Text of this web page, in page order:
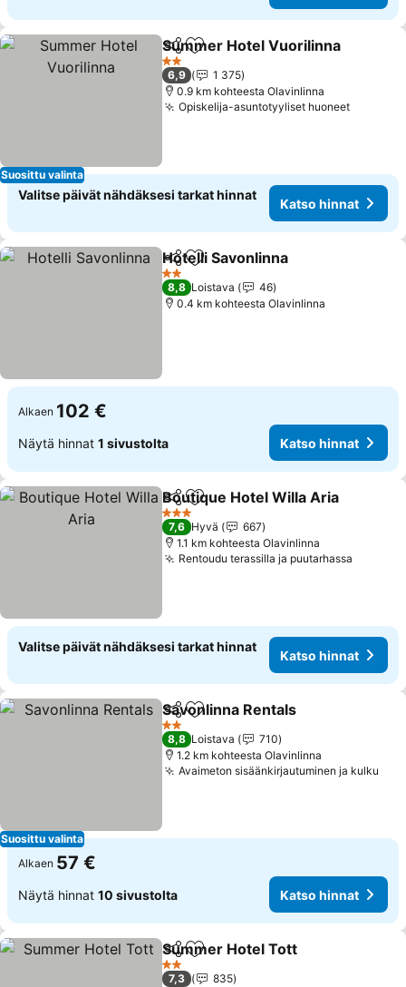
Suosittu valinta
Jaa Lisää suosikkeihin
Summer Hotel Vuorilinna
2 Tähtiluokitus
6,9
1 375
0.9 km kohteesta Olavinlinna
Opiskelija-asuntotyyliset huoneet
Valitse päivät nähdäksesi tarkat hinnat
Katso hinnat
Jaa Lisää suosikkeihin
Hotelli Savonlinna
2 Tähtiluokitus
8,8 Loistava
46
0.4 km kohteesta Olavinlinna
Alkaen 102 €
Näytä hinnat 1 sivustolta Katso hinnat
Jaa Lisää suosikkeihin
Boutique Hotel Willa Aria
3 Tähtiluokitus
7,6 Hyvä
667
1.1 km kohteesta Olavinlinna
Rentoudu terassilla ja puutarhassa
Valitse päivät nähdäksesi tarkat hinnat
Katso hinnat
Suosittu valinta
Jaa Lisää suosikkeihin
Savonlinna Rentals
2 Tähtiluokitus
8,8 Loistava
710
1.2 km kohteesta Olavinlinna
Avaimeton sisäänkirjautuminen ja kulku
Alkaen 57 €
Näytä hinnat 10 sivustolta Katso hinnat
Jaa Lisää suosikkeihin
Summer Hotel Tott
2 Tähtiluokitus
7,3
835